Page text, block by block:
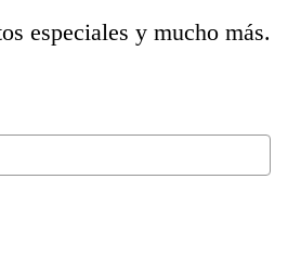
especiales y mucho más.